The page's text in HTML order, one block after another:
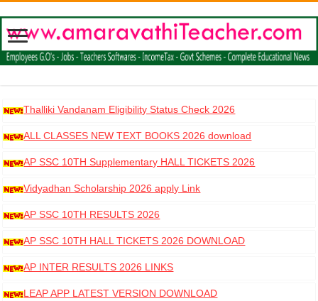
Thalliki Vandanam Eligibility Status Check 2026
ALL CLASSES NEW TEXT BOOKS 2026 download
AP SSC 10TH Supplementary HALL TICKETS 2026
DOWNLOAD
Vidyadhan Scholarship 2026 apply Link
AP SSC 10TH RESULTS 2026
AP SSC 10TH HALL TICKETS 2026 DOWNLOAD
AP INTER RESULTS 2026 LINKS
LEAP APP LATEST VERSION DOWNLOAD